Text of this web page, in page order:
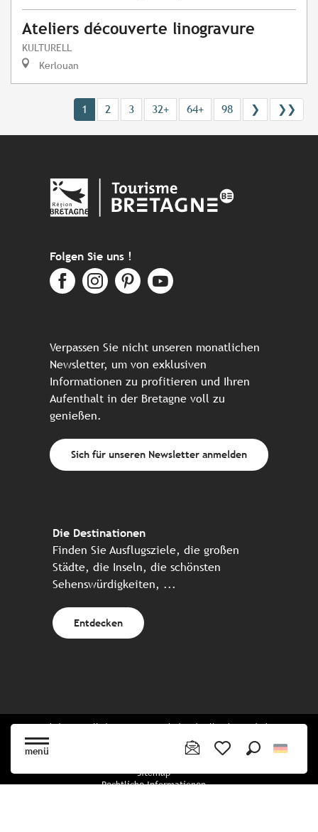
menü
Ateliers découverte linogravure
KULTURELL
Kerlouan
1 2 3 32+ 64+ 98 ❯ ❯❯
Folgen Sie uns !
Verpassen Sie nicht unseren monatlichen
Newsletter, um von exklusiven
Informationen zu profitieren und Ihren
Aufenthalt in der Bretagne voll zu
genießen.
Sich für unseren Newsletter anmelden
Die Destinationen
Finden Sie Ausflugsziele, die großen
Städte, die Inseln, die schönsten
Sehenswürdigkeiten, ...
Entdecken
Website erstellt in Zusammenarbeit mit allen bretonischen
Tourismuspartnern
Sitemap
Rechtliche Informationen